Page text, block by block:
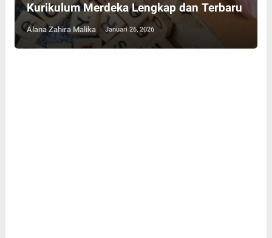
Kurikulum Merdeka Lengkap dan Terbaru
Alana Zahira Malika Januari 26, 2026